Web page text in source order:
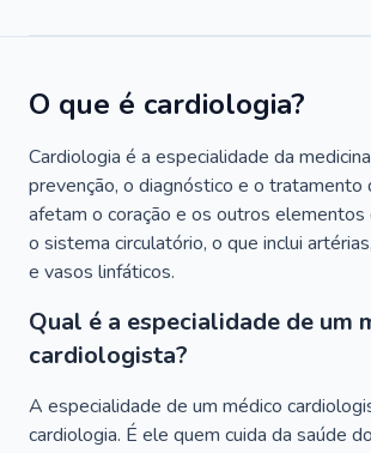
O que é cardiologia?
Cardiologia é a especialidade da
prevenção, o diagnóstico e o tratamento
afetam o coração e os outros
o sistema circulatório, o que inclui
e vasos linfáticos.
Qual é a especialidade de um
cardiologista?
A especialidade de um médico
cardiologia. É ele quem cuida da saúde